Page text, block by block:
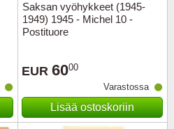
Saksan vyöhykkeet (1945-
1949) 1945 - Michel 10 -
Postituore
EUR 6000
Varastossa
Lisää ostoskoriin